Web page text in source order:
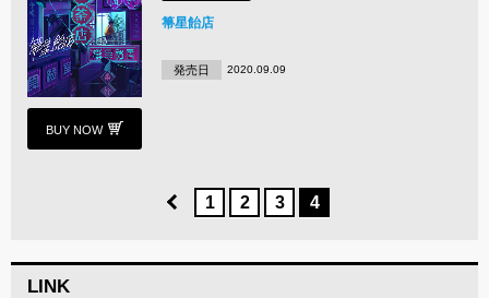
BUY NOW
箒星飴店
発売日 2020.09.09
1 2 3 4
LINK